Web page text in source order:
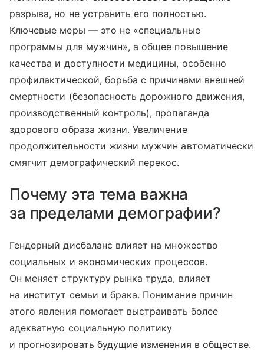
разрыва, но не устранить его полностью.
Ключевые меры — это не «специальные
программы для мужчин», а общее повышение
качества и доступности медицины, особенно
профилактической, борьба с причинами внешней
смертности (безопасность дорожного движения,
производственный контроль), пропаганда
здорового образа жизни. Увеличение
продолжительности жизни мужчин автоматически
смягчит демографический перекос.
Почему эта тема важна
за пределами демографии?
Гендерный дисбаланс влияет на множество
социальных и экономических процессов.
Он меняет структуру рынка труда, влияет
на институт семьи и брака. Понимание причин
этого явления помогает выстраивать более
адекватную социальную политику
и прогнозировать будущие изменения в обществе.